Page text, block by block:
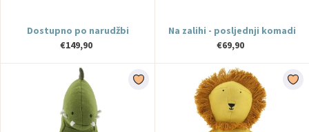
Dostupno po narudžbi
€149,90
Na zalihi - posljednji komadi
€69,90